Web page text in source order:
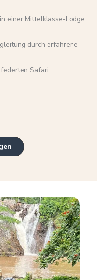
einer Mittelklasse-Lodge
durch erfahrene
Safari